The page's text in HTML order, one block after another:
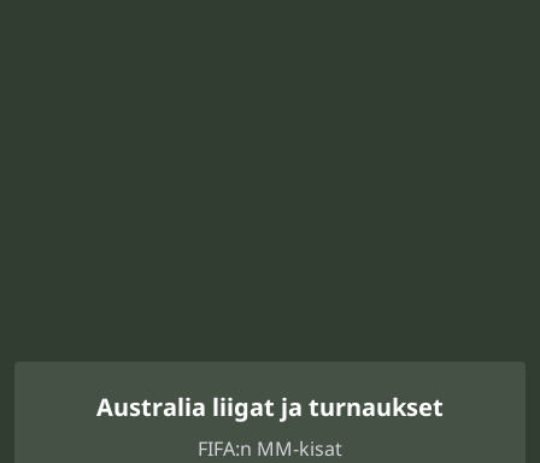
Australia liigat ja turnaukset
FIFA:n MM-kisat